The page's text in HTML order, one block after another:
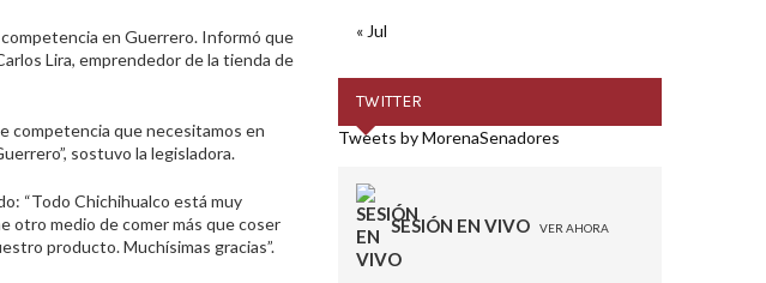
en Guerrero. Informó que
Lira, emprendedor de la tienda de
competencia que necesitamos en
sostuvo la legisladora.
“Todo Chichihualco está muy
otro medio de comer más que coser
producto. Muchísimas gracias”.
« Jul
TWITTER
Tweets by MorenaSenadores
SESIÓN EN VIVO VER AHORA